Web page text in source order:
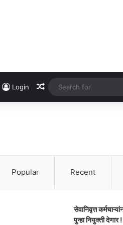
Login Random Article
Popular Recent
सेवानिवृत्त
पुन्हा नियुक्ती